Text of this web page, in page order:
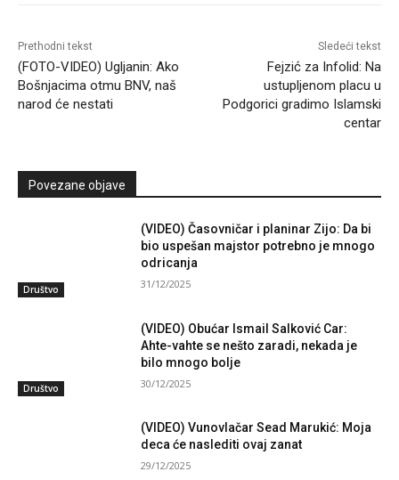
Prethodni tekst
(FOTO-VIDEO) Ugljanin: Ako
Bošnjacima otmu BNV, naš
narod će nestati
Sledeći tekst
Fejzić za Infolid: Na
ustupljenom placu u
Podgorici gradimo Islamski
centar
Povezane objave
Društvo
(VIDEO) Časovničar i planinar Zijo: Da bi
bio uspešan majstor potrebno je mnogo
odricanja
31/12/2025
Društvo
(VIDEO) Obućar Ismail Salković Car:
Ahte-vahte se nešto zaradi, nekada je
bilo mnogo bolje
30/12/2025
(VIDEO) Vunovlačar Sead Marukić: Moja
deca će naslediti ovaj zanat
29/12/2025